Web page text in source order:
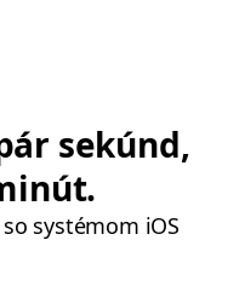
sekúnd,
systémom iOS